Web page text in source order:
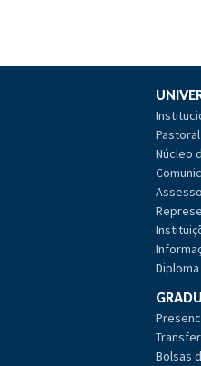
Pastoral
Núcleo
Bolsas